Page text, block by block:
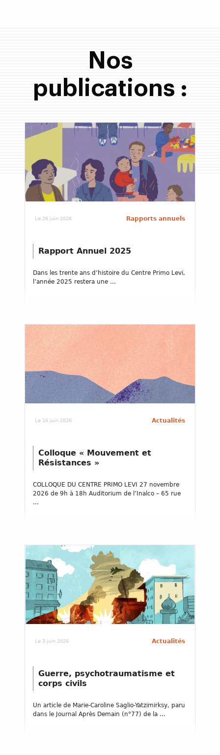
Nos
publications :
Le 26 juin 2026 Rapports annuels
Rapport Annuel 2025
Dans les trente ans d’histoire du Centre Primo Levi,
l’année 2025 restera une ...
Le 16 juin 2026 Actualités
Colloque « Mouvement et
Résistances »
COLLOQUE DU CENTRE PRIMO LEVI 27 novembre
2026 de 9h à 18h Auditorium de l’Inalco – 65 rue
...
Le 3 juin 2026 Actualités
Guerre, psychotraumatisme et
corps civils
Un article de Marie-Caroline Saglio-Yatzimirksy, paru
dans le Journal Après Demain (n°77) de la ...